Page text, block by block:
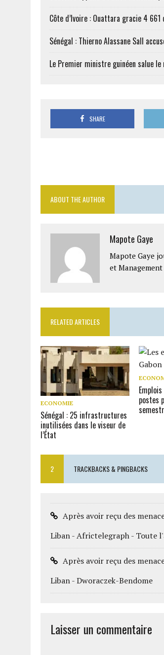
Côte d’Ivoire : Ouattara gracie 4 661
Sénégal : Thierno Alassane Sall
Le Premier ministre guinéen salue
SHARE
ABOUT THE AUTHOR
Mapote Gaye
Mapote Gaye
et Management
RELATED ARTICLES
ECONOMIE
Sénégal : 25 infrastructures
inutilisées dans le viseur de
l’État
Emplois
postes
2 TRACKBACKS & PINGBACKS
Après avoir reçu des
Liban - Africtelegraph - Toute
Après avoir reçu des
Liban - Dworaczek-Bendome
Laisser un commentaire